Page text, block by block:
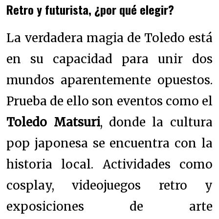
Retro y futurista, ¿por qué elegir?
La verdadera magia de Toledo está
en su capacidad para unir dos
mundos aparentemente opuestos.
Prueba de ello son eventos como el
Toledo Matsuri, donde la cultura
pop japonesa se encuentra con la
historia local. Actividades como
cosplay, videojuegos retro y
exposiciones de arte